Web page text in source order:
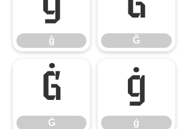
ĝ Ğ
Ġ
Ġ
ġ
ġ